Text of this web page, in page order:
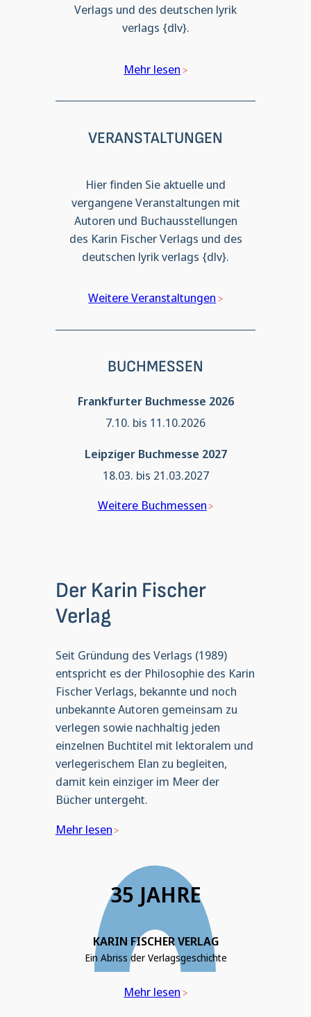
Verlags und des deutschen lyrik
verlags {dlv}.
Mehr lesen
VERANSTALTUNGEN
Hier finden Sie aktuelle und
vergangene Veranstaltungen mit
Autoren und Buchausstellungen
des Karin Fischer Verlags und des
deutschen lyrik verlags {dlv}.
Weitere Veranstaltungen
BUCHMESSEN
Frankfurter Buchmesse 2026
7.10. bis 11.10.2026
Leipziger Buchmesse 2027
18.03. bis 21.03.2027
Weitere Buchmessen
Der Karin Fischer
Verlag
Seit Gründung des Verlags (1989)
entspricht es der Philosophie des Karin
Fischer Verlags, bekannte und noch
unbekannte Autoren gemeinsam zu
verlegen sowie nachhaltig jeden
einzelnen Buchtitel mit lektoralem und
verlegerischem Elan zu begleiten,
damit kein einziger im Meer der
Bücher untergeht.
Mehr lesen
35 JAHRE
KARIN FISCHER VERLAG
Ein Abriss der Verlagsgeschichte
Mehr lesen